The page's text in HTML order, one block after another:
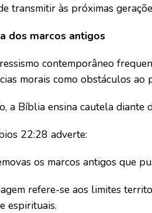
transmitir às próximas
dos marcos antigos
contemporâneo
morais como obstáculos ao
a Bíblia ensina cautela diante
22:28 adverte:
os marcos antigos que
refere-se aos limites
espirituais.